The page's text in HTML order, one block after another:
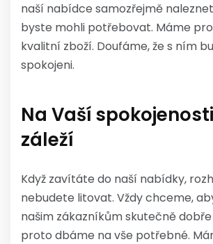
naší nabídce samozřejmě
byste mohli potřebovat. Máme
kvalitní zboží. Doufáme, že s ním
spokojeni.
Na Vaší
záleží
Když zavítáte do naší nabídky,
nebudete litovat. Vždy chceme,
našim zákazníkům skutečně
proto dbáme na vše potřebné.